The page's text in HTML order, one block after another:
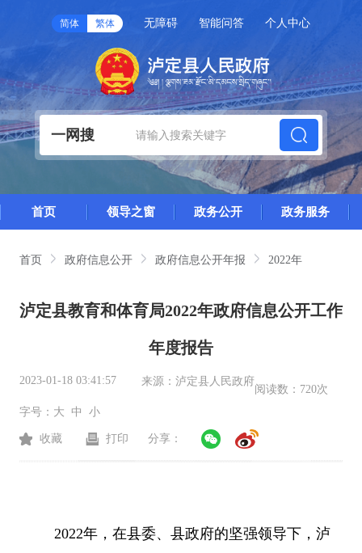
简体 繁体 无障碍 智能问答 个人中心
一网搜
首页 领导之窗 政务公开 政务服务
首页 政府信息公开 政府信息公开年报 2022年
泸定县教育和体育局2022年政府信息公开工作
年度报告
2023-01-18 03:41:57 来源： 泸定县人民政府
阅读数： 720次
字号： 大 中 小
收藏 打印 分享：
2022年，在县委、 县政府的坚强领导下，泸